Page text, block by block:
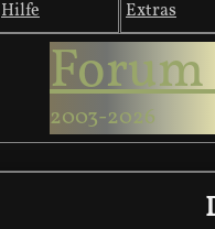
Hilfe Extras
2003-2026